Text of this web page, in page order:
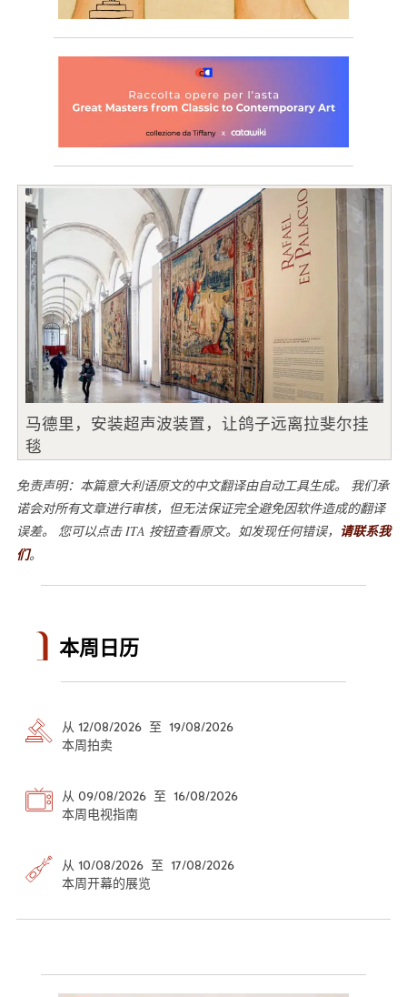
马德里，安装超声波装置，让鸽子远离拉斐尔挂
毯
免责声明：本篇意大利语原文的中文翻译由自动工具生成。 我们承
诺会对所有文章进行审核，但无法保证完全避免因软件造成的翻译
误差。 您可以点击 ITA 按钮查看原文。如发现任何错误， 请联系我
们。
本周日历
从 12/08/2026 至 19/08/2026
本周拍卖
从 09/08/2026 至 16/08/2026
本周电视指南
从 10/08/2026 至 17/08/2026
本周开幕的展览